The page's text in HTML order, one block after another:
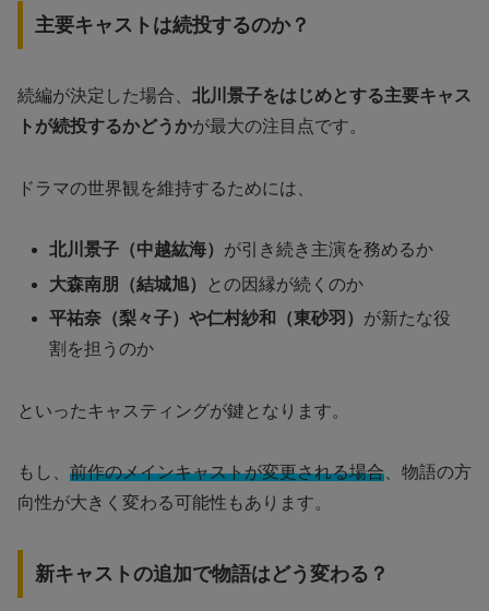
主要キャストは続投するのか？
続編が決定した場合、 北川景子をはじめとする主要キャス
トが続投するかどうかが最大の注目点です。
ドラマの世界観を維持するためには、
北川景子（中越紘海） が引き続き主演を務めるか
大森南朋（結城旭）
との因縁が続くのか
平祐奈（梨々子）や仁村紗和（東砂羽） が新たな役
割を担うのか
といったキャスティングが鍵となります。
もし、 前作のメインキャストが変更される場合 、物語の方
向性が大きく変わる可能性もあります。
新キャストの追加で物語はどう変わる？